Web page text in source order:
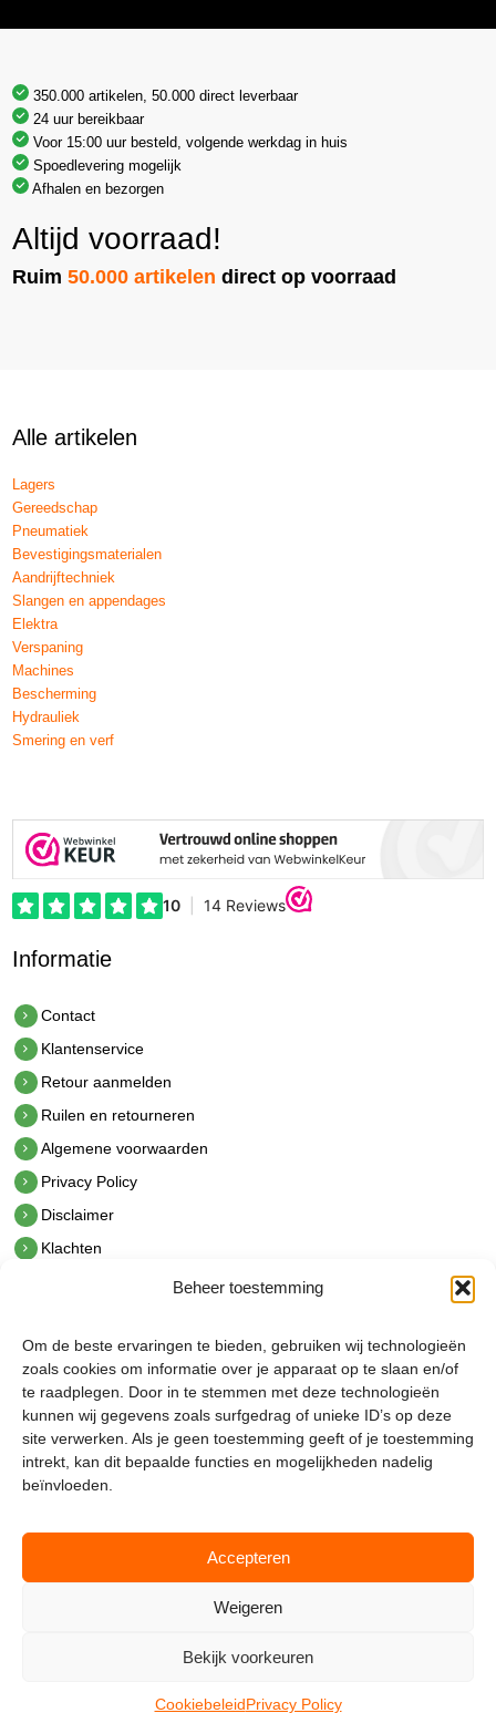
Beheer toestemming
Om de beste ervaringen te bieden, gebruiken wij technologieën
zoals cookies om informatie over je apparaat op te slaan en/of
te raadplegen. Door in te stemmen met deze technologieën
kunnen wij gegevens zoals surfgedrag of unieke ID’s op deze
site verwerken. Als je geen toestemming geeft of je toestemming
intrekt, kan dit bepaalde functies en mogelijkheden nadelig
beïnvloeden.
Accepteren
Weigeren
Bekijk voorkeuren
CookiebeleidPrivacy Policy
350.000 artikelen, 50.000 direct leverbaar
24 uur bereikbaar
Voor 15:00 uur besteld, volgende werkdag in huis
Spoedlevering mogelijk
Afhalen en bezorgen
Altijd voorraad!
Ruim50.000 artikelen direct op voorraad
Alle artikelen
Lagers
Gereedschap
Pneumatiek
Bevestigingsmaterialen
Aandrijftechniek
Slangen en appendages
Elektra
Verspaning
Machines
Bescherming
Hydrauliek
Smering en verf
Informatie
Contact
Klantenservice
Retour aanmelden
Ruilen en retourneren
Algemene voorwaarden
Privacy Policy
Disclaimer
Klachten
hetindustriehuis B.V.
De Hoek 1 1601 MR Enkhuizen
t.0228 53 00 40
e.info@hetindustriehuis.com
KVK 51483904
BTW NL850044522B01